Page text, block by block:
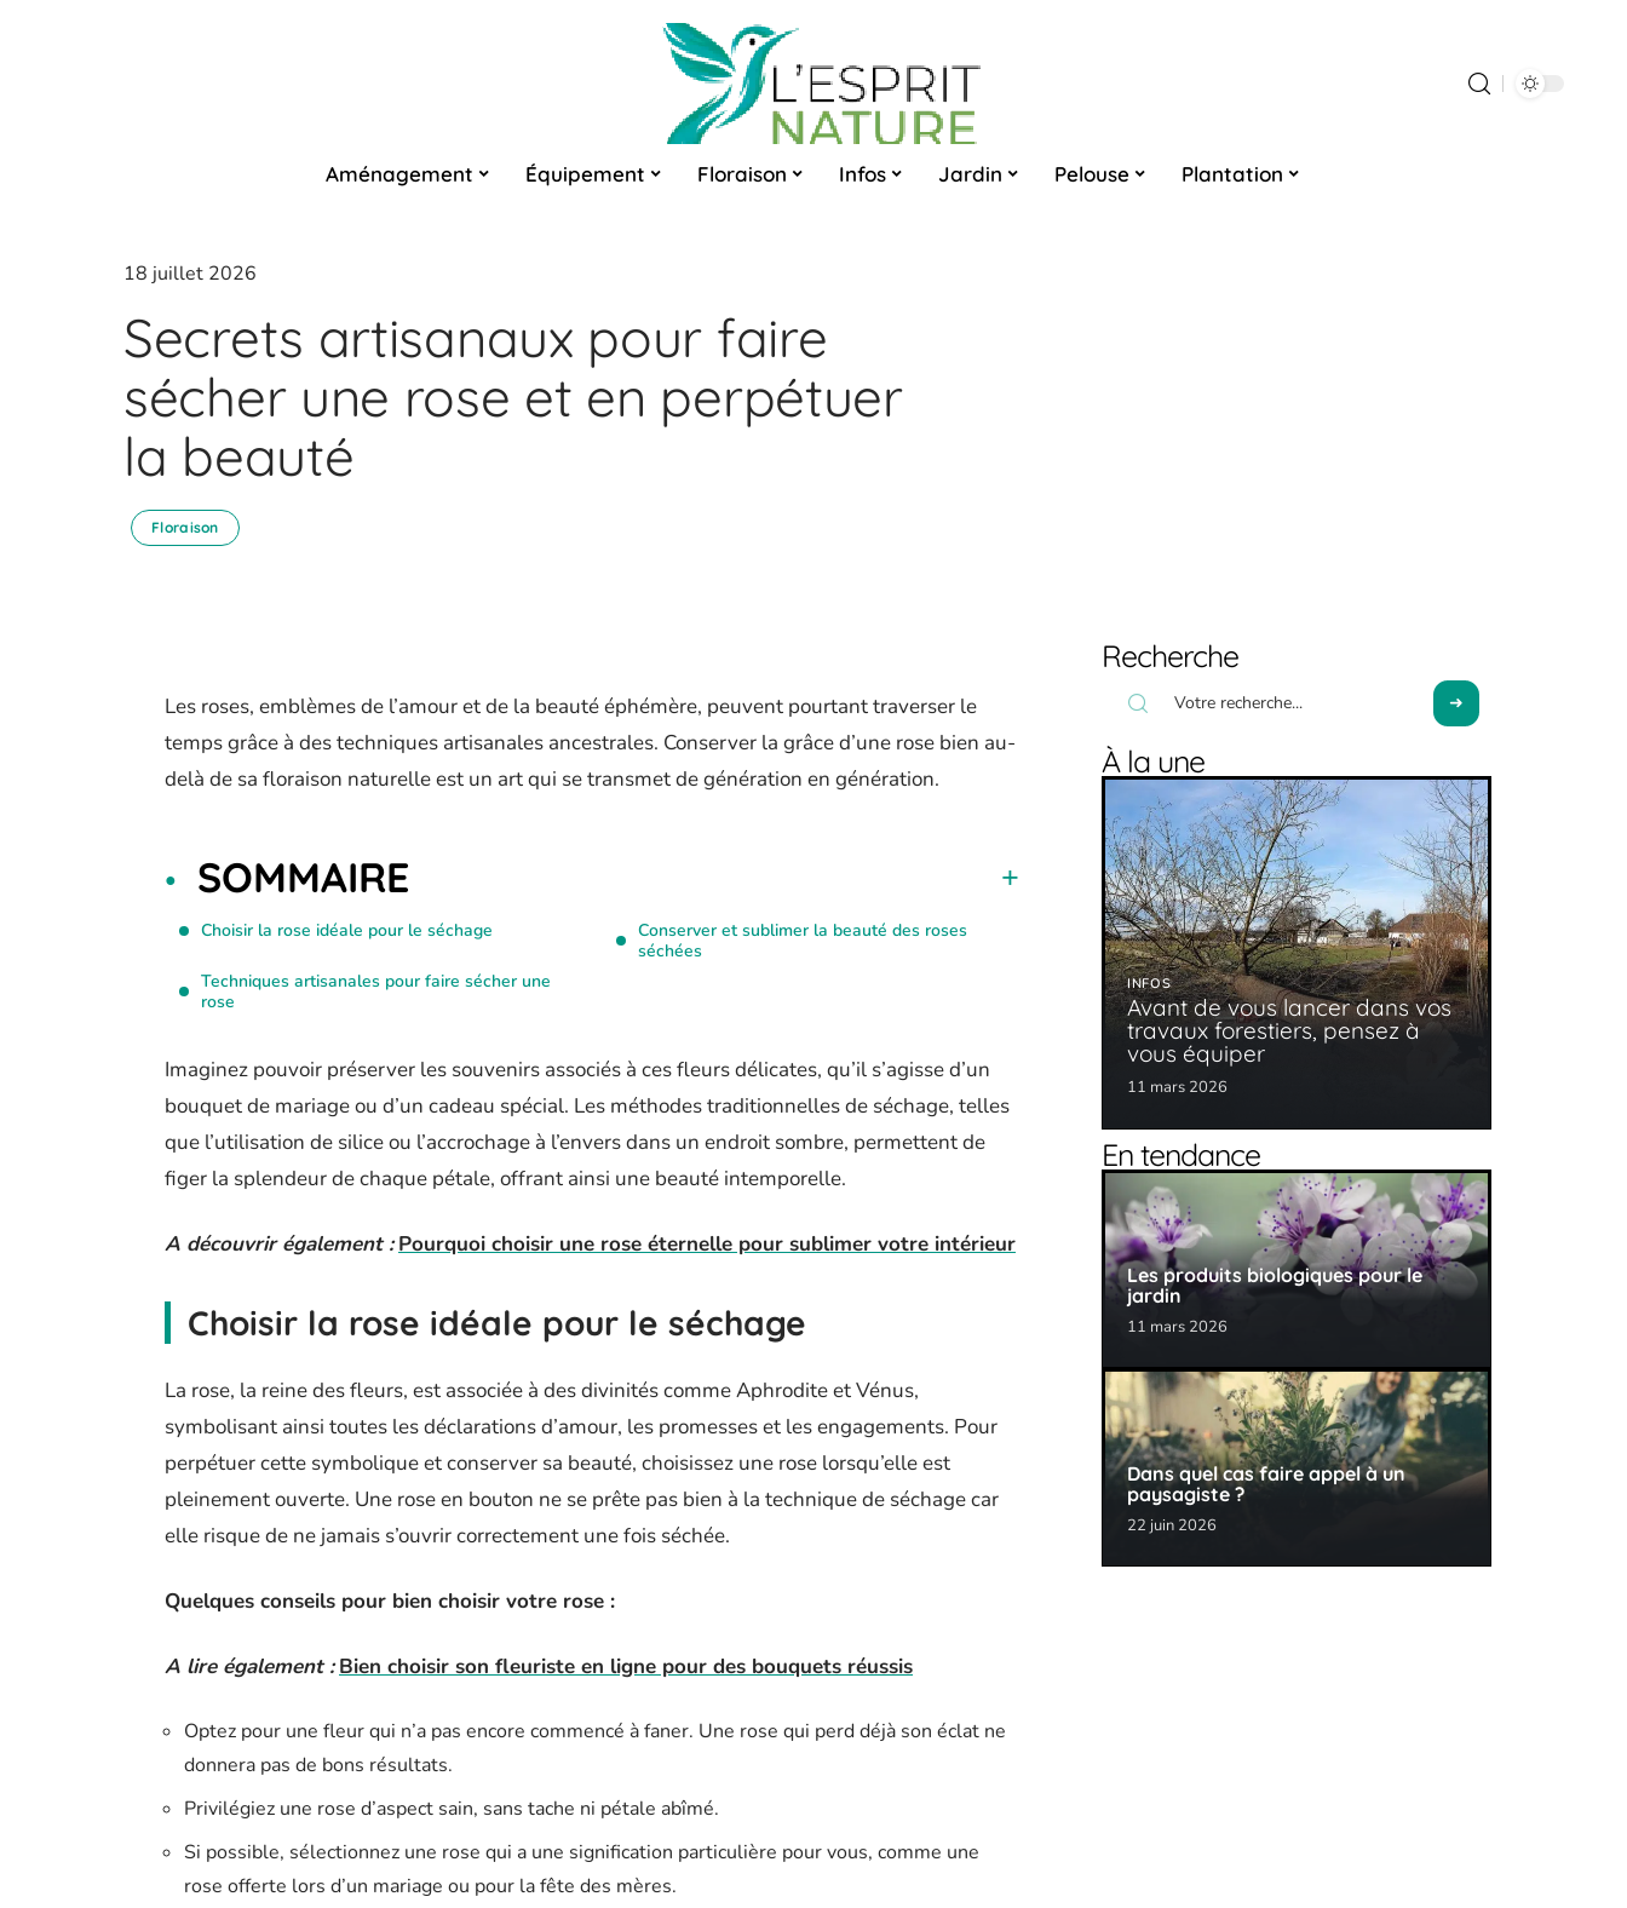
Aménagement Équipement Floraison Infos Jardin Pelouse Plantation
18 juillet 2026
Secrets artisanaux pour faire
sécher une rose et en perpétuer
la beauté
Floraison
Les roses, emblèmes de l’amour et de la beauté éphémère, peuvent pourtant traverser le
temps grâce à des techniques artisanales ancestrales. Conserver la grâce d’une rose bien au-
delà de sa floraison naturelle est un art qui se transmet de génération en génération.
SOMMAIRE
Choisir la rose idéale pour le séchage
Techniques artisanales pour faire sécher une
rose
Conserver et sublimer la beauté des roses
séchées
Imaginez pouvoir préserver les souvenirs associés à ces fleurs délicates, qu’il s’agisse d’un
bouquet de mariage ou d’un cadeau spécial. Les méthodes traditionnelles de séchage, telles
que l’utilisation de silice ou l’accrochage à l’envers dans un endroit sombre, permettent de
figer la splendeur de chaque pétale, offrant ainsi une beauté intemporelle.
A découvrir également : Pourquoi choisir une rose éternelle pour sublimer votre intérieur
Choisir la rose idéale pour le séchage
La rose, la reine des fleurs, est associée à des divinités comme Aphrodite et Vénus,
symbolisant ainsi toutes les déclarations d’amour, les promesses et les engagements. Pour
perpétuer cette symbolique et conserver sa beauté, choisissez une rose lorsqu’elle est
pleinement ouverte. Une rose en bouton ne se prête pas bien à la technique de séchage car
elle risque de ne jamais s’ouvrir correctement une fois séchée.
Quelques conseils pour bien choisir votre rose :
A lire également : Bien choisir son fleuriste en ligne pour des bouquets réussis
Optez pour une fleur qui n’a pas encore commencé à faner. Une rose qui perd déjà son éclat ne
donnera pas de bons résultats.
Privilégiez une rose d’aspect sain, sans tache ni pétale abîmé.
Si possible, sélectionnez une rose qui a une signification particulière pour vous, comme une
rose offerte lors d’un mariage ou pour la fête des mères.
Recherche
À la une
INFOS
Avant de vous lancer dans vos
travaux forestiers, pensez à
vous équiper
11 mars 2026
En tendance
Les produits biologiques pour le
jardin
11 mars 2026
Dans quel cas faire appel à un
paysagiste ?
22 juin 2026